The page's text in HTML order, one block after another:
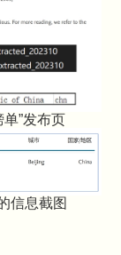
”发布页
信息截图